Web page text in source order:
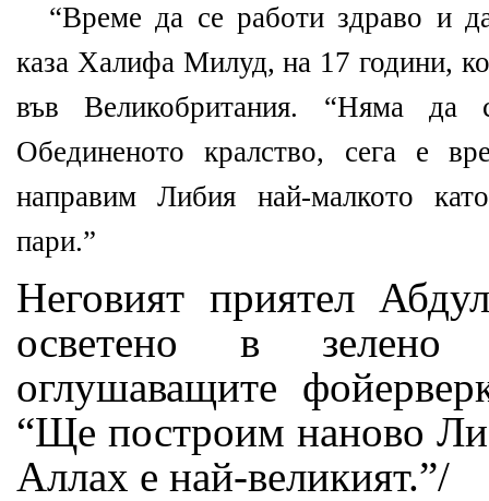
“Време да се работи здраво и
каза Халифа Милуд, на 17 години,
във Великобритания. “Няма
Обединеното кралство, сега е
направим Либия най-малкото
пари.”
Неговият приятел
осветено в
оглушаващите
“Ще построим наново
Аллах е най-великият.”/